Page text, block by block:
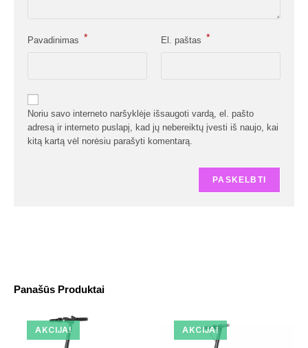
Panašūs Produktai
AKCIJA! AKCIJA!
Pavadinimas * El. paštas *
Noriu savo interneto naršyklėje išsaugoti vardą, el. pašto
adresą ir interneto puslapį, kad jų nebereiktų įvesti iš naujo, kai
kitą kartą vėl norėsiu parašyti komentarą.